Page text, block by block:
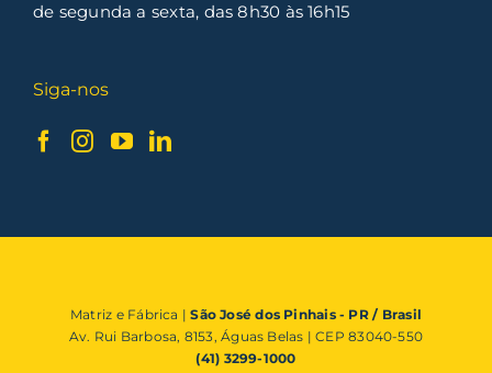
de segunda a sexta, das 8h30 às 16h15
Siga-nos
Matriz e Fábrica |São José dos Pinhais - PR / Brasil
Av. Rui Barbosa, 8153, Águas Belas | CEP 83040-550
(41) 3299-1000